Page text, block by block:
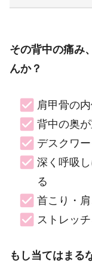
その背中の痛み
んか？
肩甲骨の
背中の奥
デスクワ
深く呼吸
る
首こり・
ストレッ
もし当てはまる